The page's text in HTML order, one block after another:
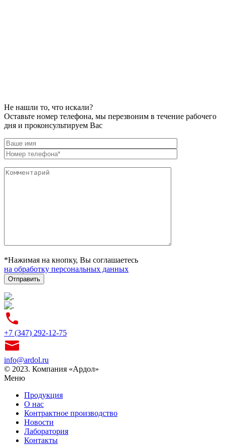
Не нашли то, что искали?
Оставьте номер телефона, мы перезвоним в течение рабочего
дня и проконсультируем Вас
*Нажимая на кнопку, Вы соглашаетесь
на обработку персональных данных
+7 (347) 292-12-75
info@ardol.ru
© 2023. Компания «Ардол»
Меню
Продукция
О нас
Контрактное производство
Новости
Лаборатория
Контакты